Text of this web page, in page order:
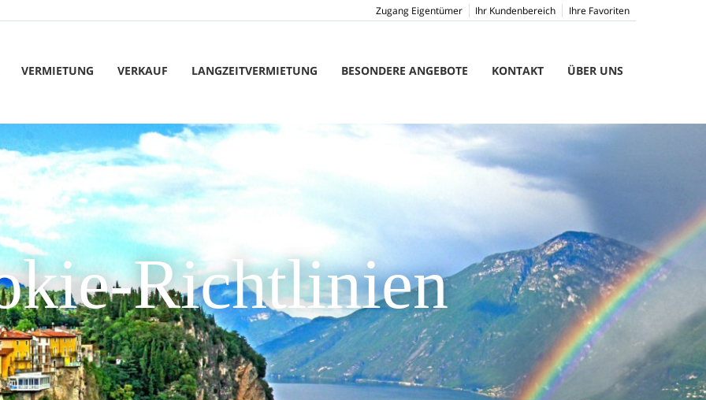
Ihre Favoriten
Ihr Kundenbereich
Zugang Eigentümer
VERMIETUNG VERKAUF LANGZEITVERMIETUNG BESONDERE ANGEBOTE KONTAKT ÜBER UNS
Richtlinien